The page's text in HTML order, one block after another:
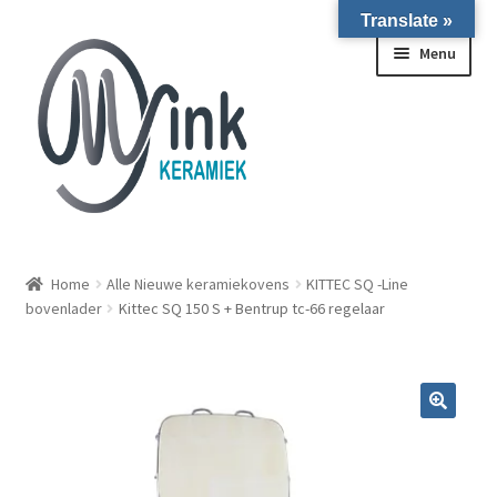
Ga door naar navigatie
Ga naar de inhoud
Menu
WIERINGERWERF
Home Alle Nieuwe keramiekovens
KITTEC SQ -Line
bovenlader
Kittec SQ 150 S + Bentrup tc-66 regelaar
Translate »